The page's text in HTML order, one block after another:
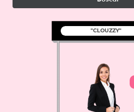
"CLOUZZY"